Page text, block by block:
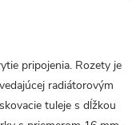
pripojenia. Rozety je
radiátorovým
tuleje s dĺžkou